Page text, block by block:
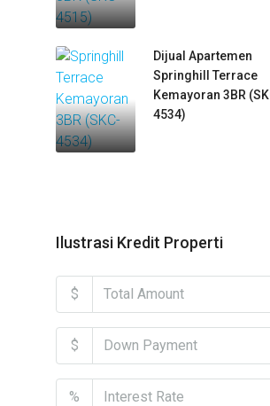
Dijual Apartemen
Springhill Terrace
Kemayoran 3BR
4534)
Ilustrasi Kredit Properti
$
$
%